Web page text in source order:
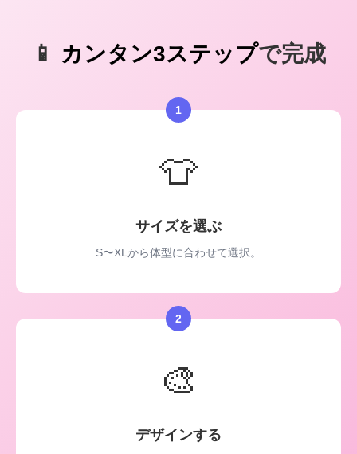
📱 カンタン3ステップで完成
1
👕
サイズを選ぶ
S〜XLから体型に合わせて選択。
2
🎨
デザインする